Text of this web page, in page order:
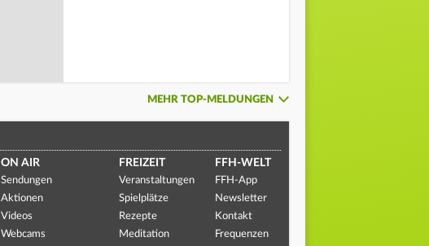
MEHR TOP-MELDUNGEN
ON AIR
Sendungen
Aktionen
Videos
Webcams
FREIZEIT
Veranstaltungen
Spielplätze
Rezepte
Meditation
FFH-WELT
FFH-App
Newsletter
Kontakt
Frequenzen